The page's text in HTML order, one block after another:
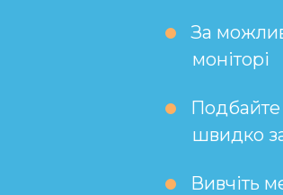
За
моніторі
Подбайте
швидко
Вивчіть